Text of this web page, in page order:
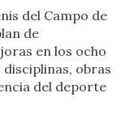
del Campo de
de
en los ocho
obras
del deporte